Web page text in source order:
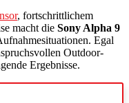
, fortschrittlichem
macht die Sony Alpha 9
Egal
Outdoor-
Ergebnisse.